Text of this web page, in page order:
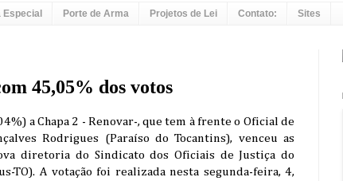
Porte de Arma Projetos de Lei Contato: Sites
45,05% dos votos
a Chapa 2 - Renovar-, que tem à frente o Oficial de
Rodrigues (Paraíso do Tocantins), venceu as
diretoria do Sindicato dos Oficiais de Justiça do
TO). A votação foi realizada nesta segunda-feira, 4,